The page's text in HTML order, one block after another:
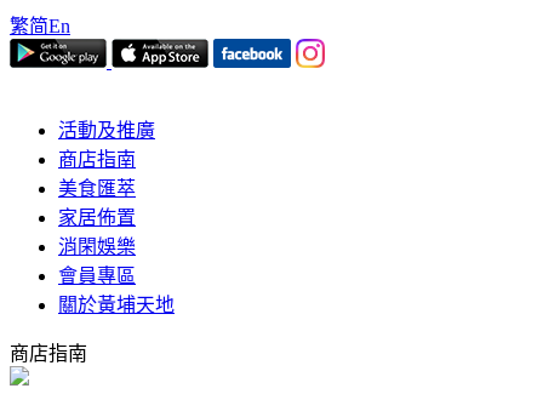
繁简En
活動及推廣
商店指南
美食匯萃
家居佈置
消閑娛樂
會員專區
關於黃埔天地
商店指南